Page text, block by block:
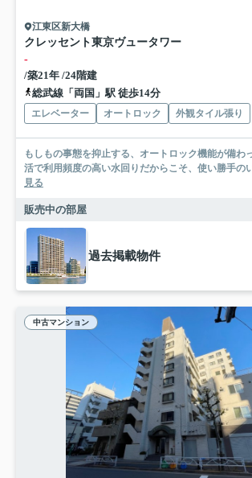
江東区新大橋
クレッセント東京ヴュータワー
-
/築21年 /24階建
総武線「両国」駅 徒歩14分
エレベーター オートロック 外観タイル張り
もしもの事態を抑止する、オートロック機能が備わ
活で利用頻度の高い水回りだからこそ、使い勝手の
見る
販売中の部屋
過去掲載物件
中古マンション